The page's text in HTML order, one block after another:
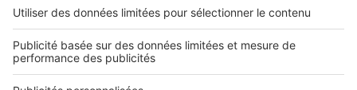
L'ENTREPRISE
Qui sommes-nous ?
Nous contacter
Nous recrutons